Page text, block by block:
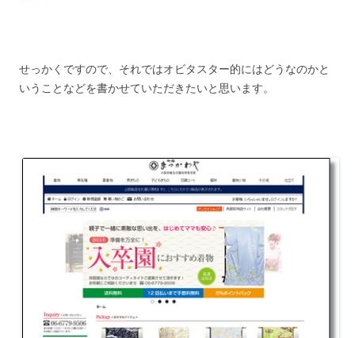
せっかくですので、それではオビタスター的にはどうなのかと
いうことなどを書かせていただきたいと思います。